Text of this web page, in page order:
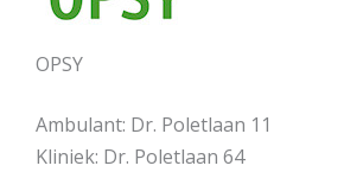
OPSY
Ambulant: Dr. Poletlaan 11
Kliniek: Dr. Poletlaan 64